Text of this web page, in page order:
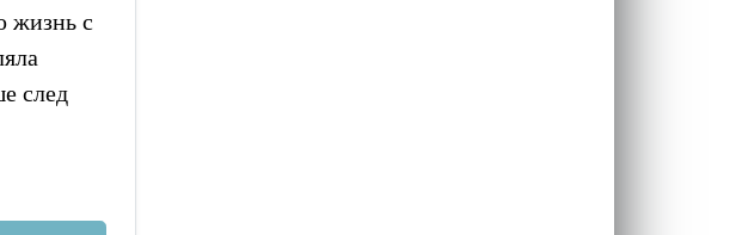
жизнь с
след